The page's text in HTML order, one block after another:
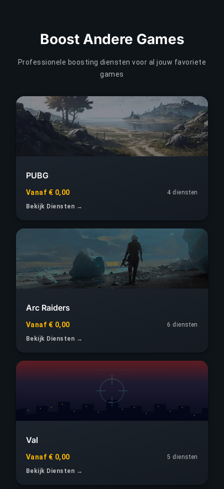
Boost Andere Games
Professionele boosting diensten voor al jouw favoriete
games
PUBG
Vanaf € 0,00
4 diensten
Bekijk Diensten →
Arc Raiders
Vanaf € 0,00
6 diensten
Bekijk Diensten →
Val
Vanaf € 0,00
5 diensten
Bekijk Diensten →